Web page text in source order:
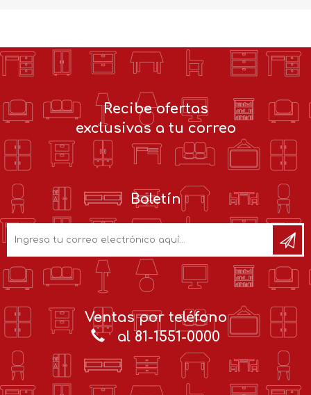
Recibe ofertas
exclusivas a tu correo
Boletín
Ventas por teléfono
al 81-1551-0000